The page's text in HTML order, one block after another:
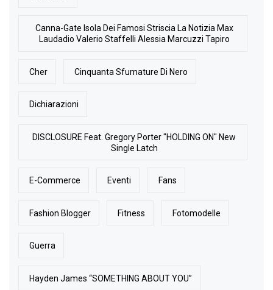
Canna-Gate Isola Dei Famosi Striscia La Notizia Max
Laudadio Valerio Staffelli Alessia Marcuzzi Tapiro
Cher Cinquanta Sfumature Di Nero
Dichiarazioni
DISCLOSURE Feat. Gregory Porter "HOLDING ON" New
Single Latch
E-Commerce Eventi Fans
Fashion Blogger Fitness Fotomodelle
Guerra
Hayden James “SOMETHING ABOUT YOU”